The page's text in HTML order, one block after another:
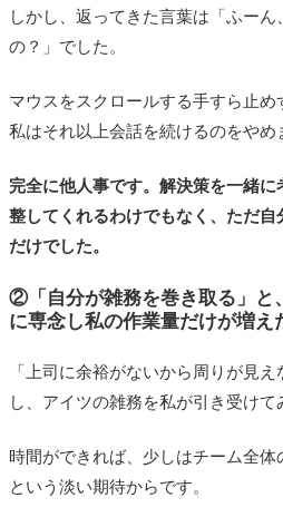
しかし、返ってきた言葉は「ふー
の？」でした。
マウスをスクロールする手すら止め
私はそれ以上会話を続けるのをやめ
完全に他人事です。解決策を一緒に
整してくれるわけでもなく、ただ
だけでした。
②「自分が雑務を巻き取る」と
に専念し私の作業量だけが増え
「上司に余裕がないから周りが見
し、アイツの雑務を私が引き受けて
時間ができれば、少しはチーム全体
という淡い期待からです。